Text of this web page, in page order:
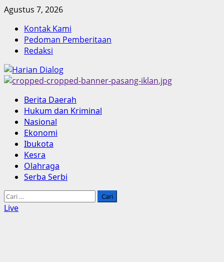
Skip
content
Agustus 7, 2026
Kontak Kami
Pedoman Pemberitaan
Redaksi
Primary
Menu
Berita Daerah
Hukum dan Kriminal
Nasional
Ekonomi
Ibukota
Kesra
Olahraga
Serba Serbi
Cari
untuk:
Live